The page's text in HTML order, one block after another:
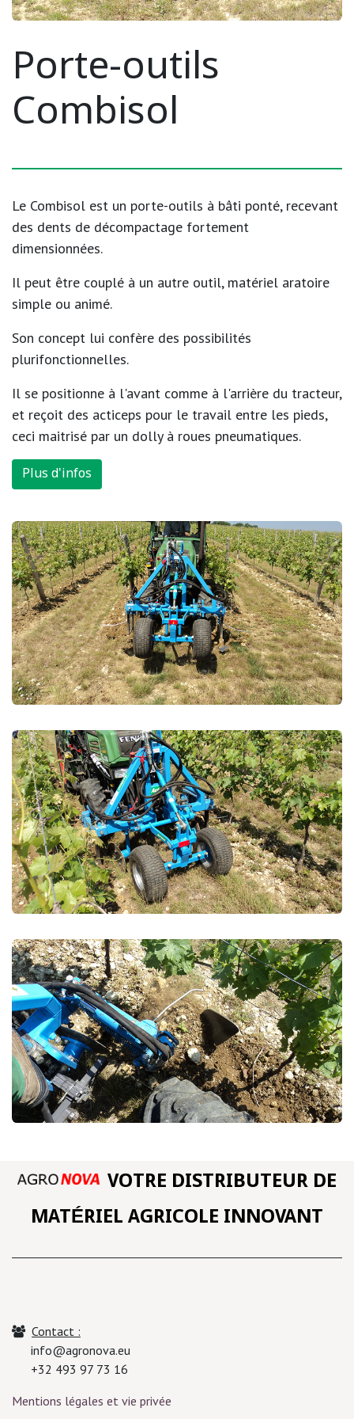
Porte-outils
Combisol
Le Combisol est un porte-outils à bâti ponté, recevant
des dents de décompactage fortement
dimensionnées.
Il peut être couplé à un autre outil, matériel aratoire
simple ou animé.
Son concept lui confère des possibilités
plurifonctionnelles.
Il se positionne à l'avant comme à l'arrière du tracteur,
et reçoit des acticeps pour le travail entre les pieds,
ceci maitrisé par un dolly à roues pneumatiques.
Plus d'infos
VOTRE DISTRIBUTEUR DE
MATÉRIEL AGRICOLE INNOVANT
Contact :
info@agronova.eu
+32 493 97 73 16
Mentions légales et vie privée